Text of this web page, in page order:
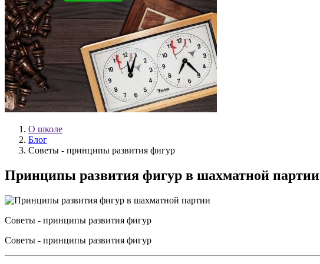
О школе
Блог
Советы - принципы развития фигур
Принципы развития фигур в шахматной партии
Советы - принципы развития фигур
Советы - принципы развития фигур